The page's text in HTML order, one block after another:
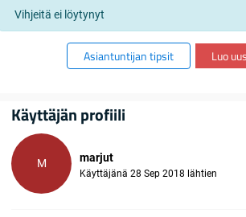
Vihjeitä ei löytynyt
Asiantuntijan tipsit Luo
Käyttäjän profiili
M marjut
Käyttäjänä 28 Sep 2018 lähtien